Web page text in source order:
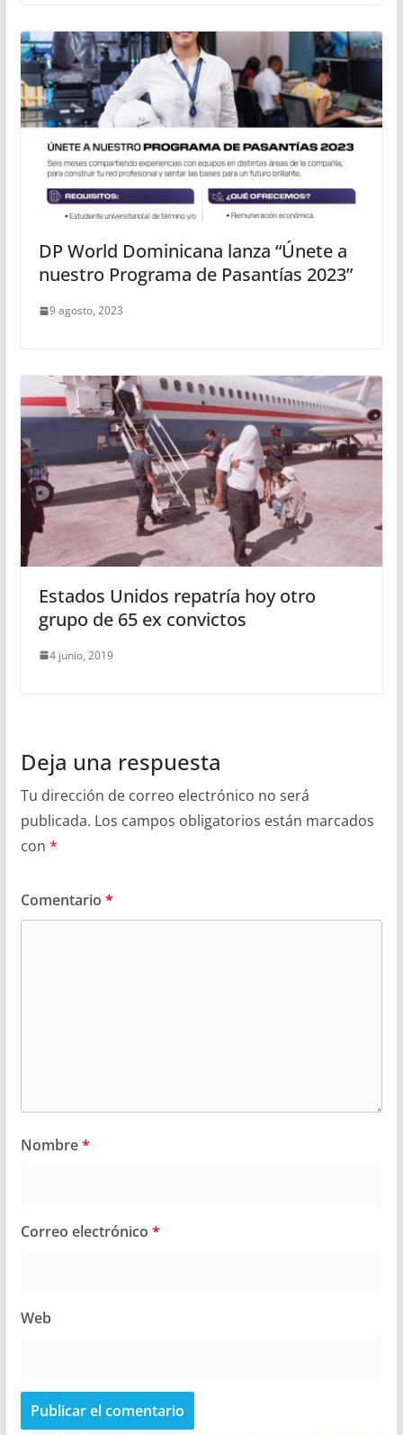
DP World Dominicana lanza “Únete a
nuestro Programa de Pasantías 2023”
9 agosto, 2023
Estados Unidos repatría hoy otro
grupo de 65 ex convictos
4 junio, 2019
Deja una respuesta
Tu dirección de correo electrónico no será
publicada. Los campos obligatorios están marcados
con *
Comentario *
Nombre*
Correo electrónico *
Web